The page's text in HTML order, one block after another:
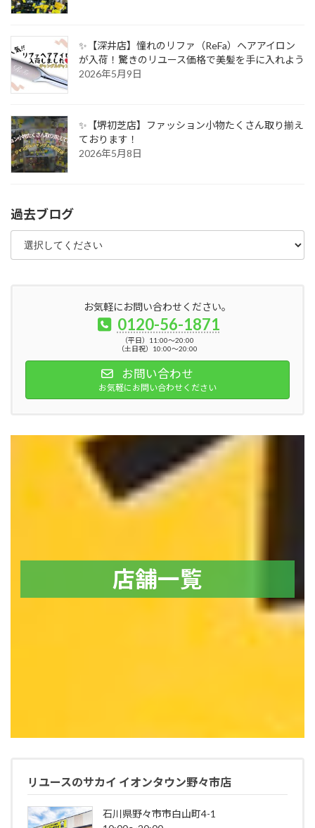
✨【深井店】憧れのリファ（ReFa）ヘアアイロン
が入荷！驚きのリユース価格で美髪を手に入れよう
2026年5月9日
✨【堺初芝店】ファッション小物たくさん取り揃え
ております！
2026年5月8日
過去ブログ
お気軽にお問い合わせください。
0120-56-1871
（平日）11:00～20:00
（土日祝）10:00～20:00
お問い合わせ
お気軽にお問い合わせください
店舗一覧
リユースのサカイ イオンタウン野々市店
石川県野々市市白山町4-1